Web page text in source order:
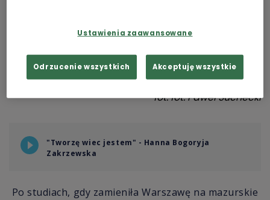
fot.fot: Paweł Suchecki
"Tworzę wiec jestem" - Hanna Bogoryja
Zakrzewska
Po studiach, gdy zamieniła Warszawę na mazurskie
Ustawienia zaawansowane
Odrzucenie wszystkich Akceptuję wszystkie